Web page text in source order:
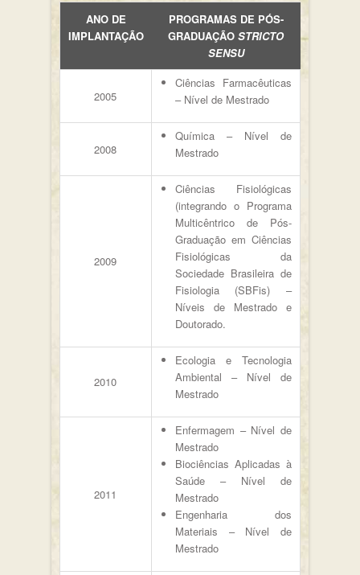
ANO DE
IMPLANTAÇÃO
PROGRAMAS DE PÓS-
GRADUAÇÃO STRICTO
SENSU
2005
Ciências Farmacêuticas
– Nível de Mestrado
2008
Química – Nível de
Mestrado
2009
Ciências Fisiológicas
(integrando o Programa
Multicêntrico de Pós-
Graduação em Ciências
Fisiológicas da
Sociedade Brasileira de
Fisiologia (SBFis) –
Níveis de Mestrado e
Doutorado.
2010
Ecologia e Tecnologia
Ambiental – Nível de
Mestrado
2011
Enfermagem – Nível de
Mestrado
Biociências Aplicadas à
Saúde – Nível de
Mestrado
Engenharia dos
Materiais – Nível de
Mestrado